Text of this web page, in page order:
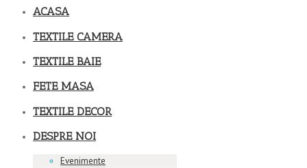
ACASA
TEXTILE CAMERA
TEXTILE BAIE
FETE MASA
TEXTILE DECOR
DESPRE NOI
Evenimente